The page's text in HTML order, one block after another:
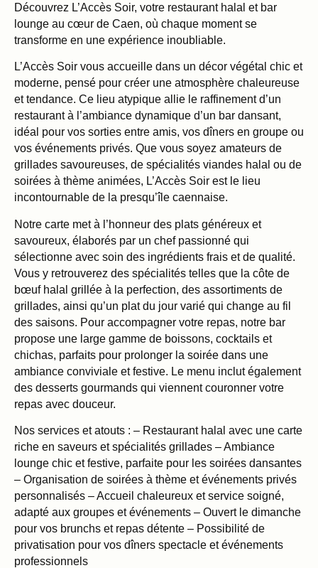
Découvrez L’Accès Soir, votre restaurant halal et bar
lounge au cœur de Caen, où chaque moment se
transforme en une expérience inoubliable.
L’Accès Soir vous accueille dans un décor végétal chic et
moderne, pensé pour créer une atmosphère chaleureuse
et tendance. Ce lieu atypique allie le raffinement d’un
restaurant à l’ambiance dynamique d’un bar dansant,
idéal pour vos sorties entre amis, vos dîners en groupe ou
vos événements privés. Que vous soyez amateurs de
grillades savoureuses, de spécialités viandes halal ou de
soirées à thème animées, L’Accès Soir est le lieu
incontournable de la presqu’île caennaise.
Notre carte met à l’honneur des plats généreux et
savoureux, élaborés par un chef passionné qui
sélectionne avec soin des ingrédients frais et de qualité.
Vous y retrouverez des spécialités telles que la côte de
bœuf halal grillée à la perfection, des assortiments de
grillades, ainsi qu’un plat du jour varié qui change au fil
des saisons. Pour accompagner votre repas, notre bar
propose une large gamme de boissons, cocktails et
chichas, parfaits pour prolonger la soirée dans une
ambiance conviviale et festive. Le menu inclut également
des desserts gourmands qui viennent couronner votre
repas avec douceur.
Nos services et atouts : – Restaurant halal avec une carte
riche en saveurs et spécialités grillades – Ambiance
lounge chic et festive, parfaite pour les soirées dansantes
– Organisation de soirées à thème et événements privés
personnalisés – Accueil chaleureux et service soigné,
adapté aux groupes et événements – Ouvert le dimanche
pour vos brunchs et repas détente – Possibilité de
privatisation pour vos dîners spectacle et événements
professionnels